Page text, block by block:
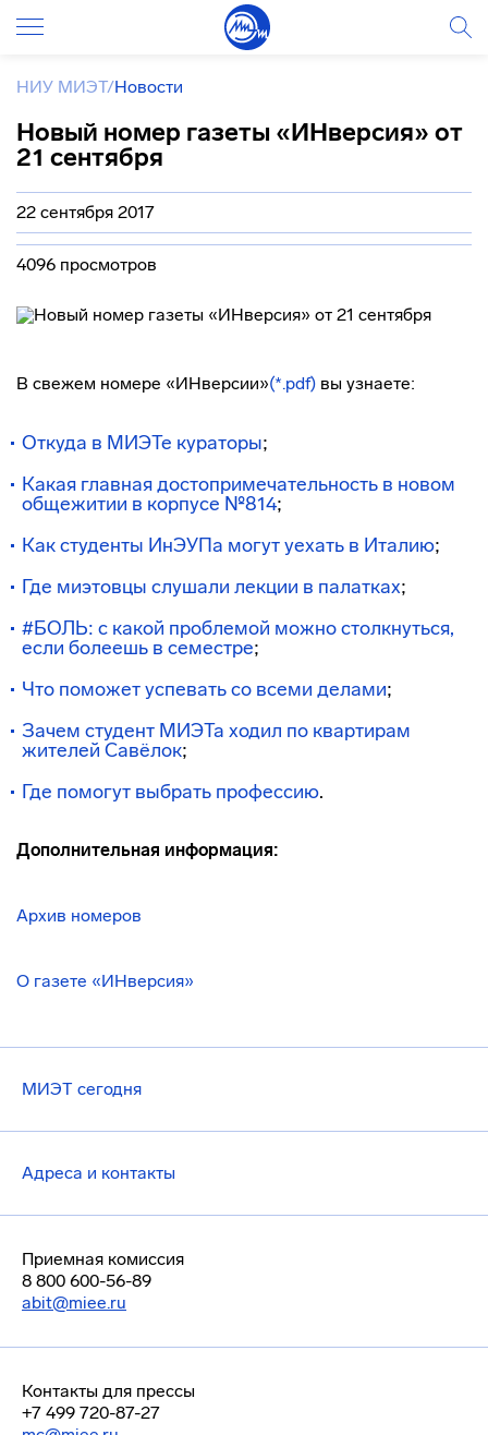
НИУ МИЭТ/Новости
Новый номер газеты «ИНверсия» от
21 сентября
22 сентября 2017
4096 просмотров
В свежем номере «ИНверсии»(*.pdf) вы узнаете:
Откуда в МИЭТе кураторы;
Какая главная достопримечательность в новом
общежитии в корпусе №814;
Как студенты ИнЭУПа могут уехать в Италию;
Где миэтовцы слушали лекции в палатках;
#БОЛЬ: с какой проблемой можно столкнуться,
если болеешь в семестре;
Что поможет успевать со всеми делами;
Зачем студент МИЭТа ходил по квартирам
жителей Савёлок;
Где помогут выбрать профессию.
Дополнительная информация:
Архив номеров
О газете «ИНверсия»
МИЭТ сегодня
Адреса и контакты
Приемная комиссия
8 800 600-56-89
abit@miee.ru
Контакты для прессы
+7 499 720-87-27